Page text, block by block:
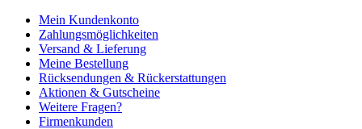
Mein Kundenkonto
Zahlungsmöglichkeiten
Versand & Lieferung
Meine Bestellung
Rücksendungen & Rückerstattungen
Aktionen & Gutscheine
Weitere Fragen?
Firmenkunden